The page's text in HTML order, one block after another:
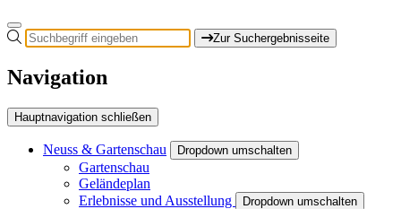
Zur Suchergebnisseite
Navigation
Hauptnavigation schließen
Neuss & Gartenschau Dropdown umschalten
Gartenschau
Geländeplan
Erlebnisse und Ausstellung
Dropdown umschalten